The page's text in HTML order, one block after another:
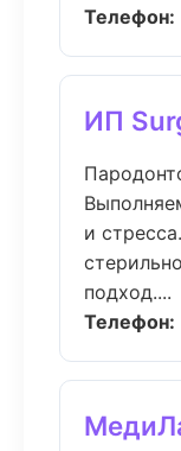
Телефон:
ИП
и
подход....
Телефон: